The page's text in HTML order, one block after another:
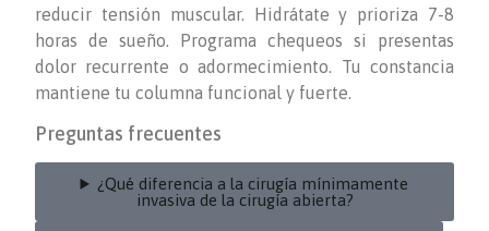
reducir tensión muscular. Hidrátate y prioriza 7-8
horas de sueño. Programa chequeos si presentas
dolor recurrente o adormecimiento. Tu constancia
mantiene tu columna funcional y fuerte.
Preguntas frecuentes
¿Qué diferencia a la cirugía mínimamente
invasiva de la cirugía abierta?